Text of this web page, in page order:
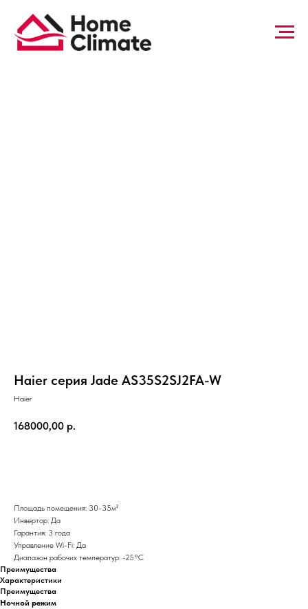
Haier серия Jade AS35S2SJ2FA-W
Haier
168000,00 р.
Площадь помещения: 30-35м²
Инвертор: Да
Гарантия: 3 года
Управление Wi-Fi: Да
Диапазон рабочих температур: -25°С
Преимущества
Характеристики
Преимущества
Ночной режим